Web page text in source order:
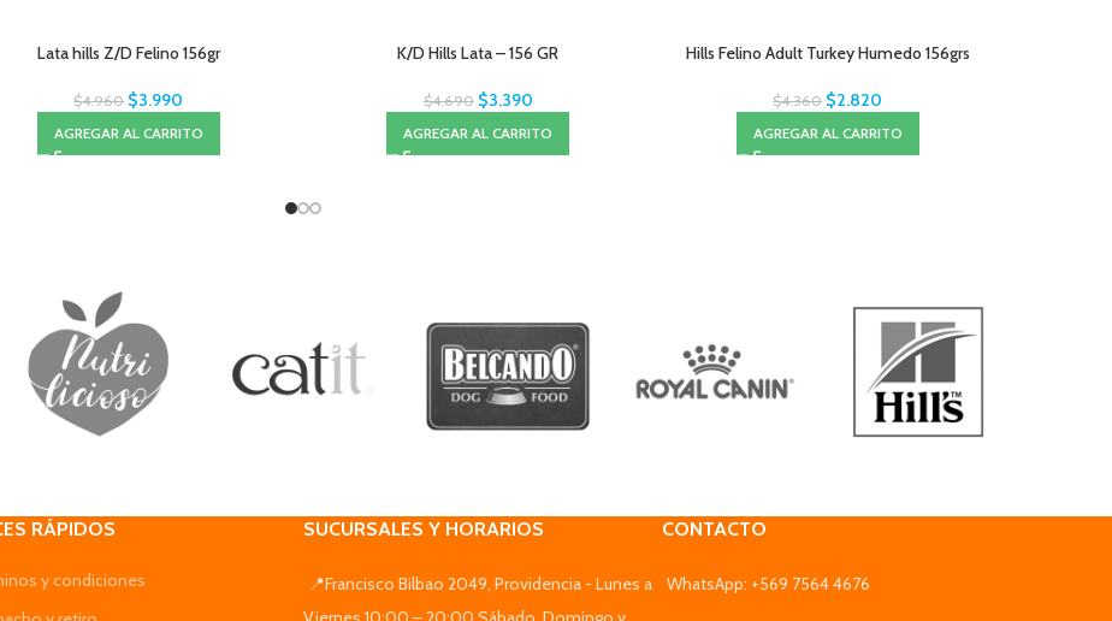
Lata hills Z/D Felino 156gr
$4.960 $3.990
AGREGAR AL CARRITO
K/D Hills Lata – 156 GR
$4.690 $3.390
AGREGAR AL CARRITO
Hills Felino Adult Turkey Humedo 156grs
$4.360 $2.820
AGREGAR AL CARRITO
RÁPIDOS
y condiciones
SUCURSALES Y HORARIOS
📍Francisco Bilbao 2049, Providencia - Lunes a
CONTACTO
WhatsApp: +569 7564 4676